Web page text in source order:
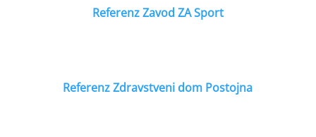
Referenz Zavod ZA Sport
Referenz Zdravstveni dom Postojna